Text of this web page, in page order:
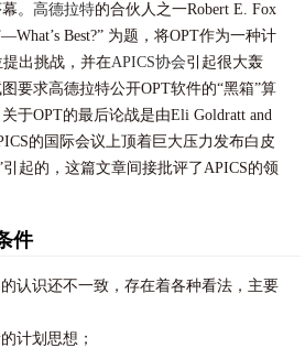
。高德拉特的合伙人之一Robert E. Fox
—What’s Best?” 为题，将OPT作为一种计
提出挑战，并在APICS协会引起很大轰
要求高德拉特公开OPT软件的“黑箱”算
于OPT的最后论战是由Eli Goldratt and
的国际会议上顶着巨大压力发布白皮
引起的，这篇文章间接批评了APICS的领
件
识还不一致，存在着各种看法，主要
划思想；